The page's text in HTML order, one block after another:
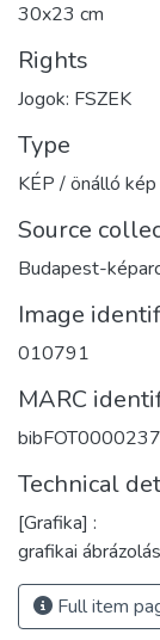
30x23 cm
Rights
Jogok: FSZEK
Type
KÉP / önálló kép
Source
Budapest-
Image
010791
MARC
Technical
[Grafika] :
grafikai
Full item